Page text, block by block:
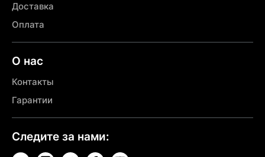
Доставка
Оплата
О нас
Контакты
Гарантии
Следите за нами: